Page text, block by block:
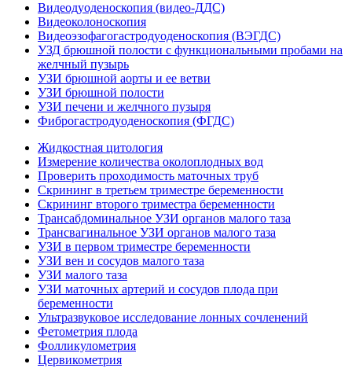
Видеодуоденоскопия (видео-ДДС)
Видеоколоноскопия
Видеоэзофагогастродуоденоскопия (ВЭГДС)
УЗД брюшной полости с функциональными пробами на
желчный пузырь
УЗИ брюшной аорты и ее ветви
УЗИ брюшной полости
УЗИ печени и желчного пузыря
Фиброгастродуоденоскопия (ФГДС)
Жидкостная цитология
Измерение количества околоплодных вод
Проверить проходимость маточных труб
Скрининг в третьем триместре беременности
Скрининг второго триместра беременности
Трансабдоминальное УЗИ органов малого таза
Трансвагинальное УЗИ органов малого таза
УЗИ в первом триместре беременности
УЗИ вен и сосудов малого таза
УЗИ малого таза
УЗИ маточных артерий и сосудов плода при
беременности
Ультразвуковое исследование лонных сочленений
Фетометрия плода
Фолликулометрия
Цервикометрия